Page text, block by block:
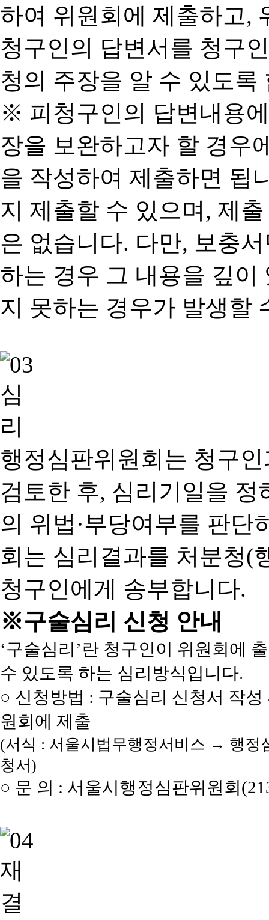
하여 위원회에 제출하고,
청구인의 답변서를 청구
청의 주장을 알 수 있도록
※ 피청구인의 답변내용
장을 보완하고자 할 경우
을 작성하여 제출하면 됩
지 제출할 수 있으며, 제
은 없습니다. 다만, 보충
하는 경우 그 내용을 깊이
지 못하는 경우가 발생할
행정심판위원회는 청구
검토한 후, 심리기일을 정
의 위법·부당여부를 판단
회는 심리결과를 처분청(
청구인에게 송부합니다.
※구술심리 신청 안내
‘구술심리’란 청구인이 위원회에
수 있도록 하는 심리방식입니다.
○ 신청방법 : 구술심리 신청서 작
원회에 제출
(서식 : 서울시법무행정서비스 → 행
청서)
○ 문 의 : 서울시행정심판위원회